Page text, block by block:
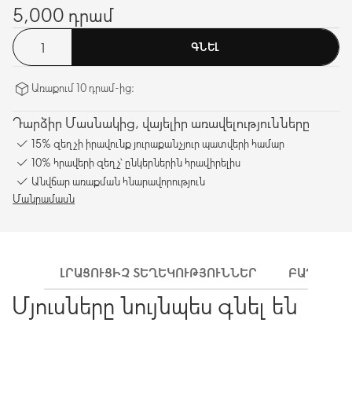
5,000 դրամ
ԳՆԵԼ
Առաքում 10 դրամ-ից։
Դարձիր Մասնակից, վայելիր առավելությունները
15% զեղչի իրավունք յուրաքանչյուր պատվերի համար
10% հրավերի զեղչ՝ ընկերներին հրավիրելիս
Անվճար առաքման հնարավորություն
Մանրամասն
ԼՐԱՑՈՒՑԻՉ ՏԵՂԵԿՈՒԹՅՈՒՆՆԵՐ
Մյուսները նույնպես գնել են